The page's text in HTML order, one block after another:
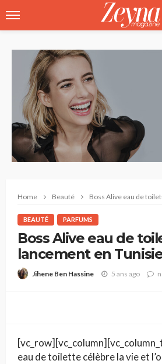
Home Beauté Boss Alive eau de
BEAUTÉ PARFUMS
Boss Alive eau de
lancement en
Jihene Ben Hassine 5 ans ago
eau de toilette célèbre la vie et